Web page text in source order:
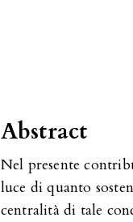
Abstract
Nel presente
luce di quanto
centralità di tale